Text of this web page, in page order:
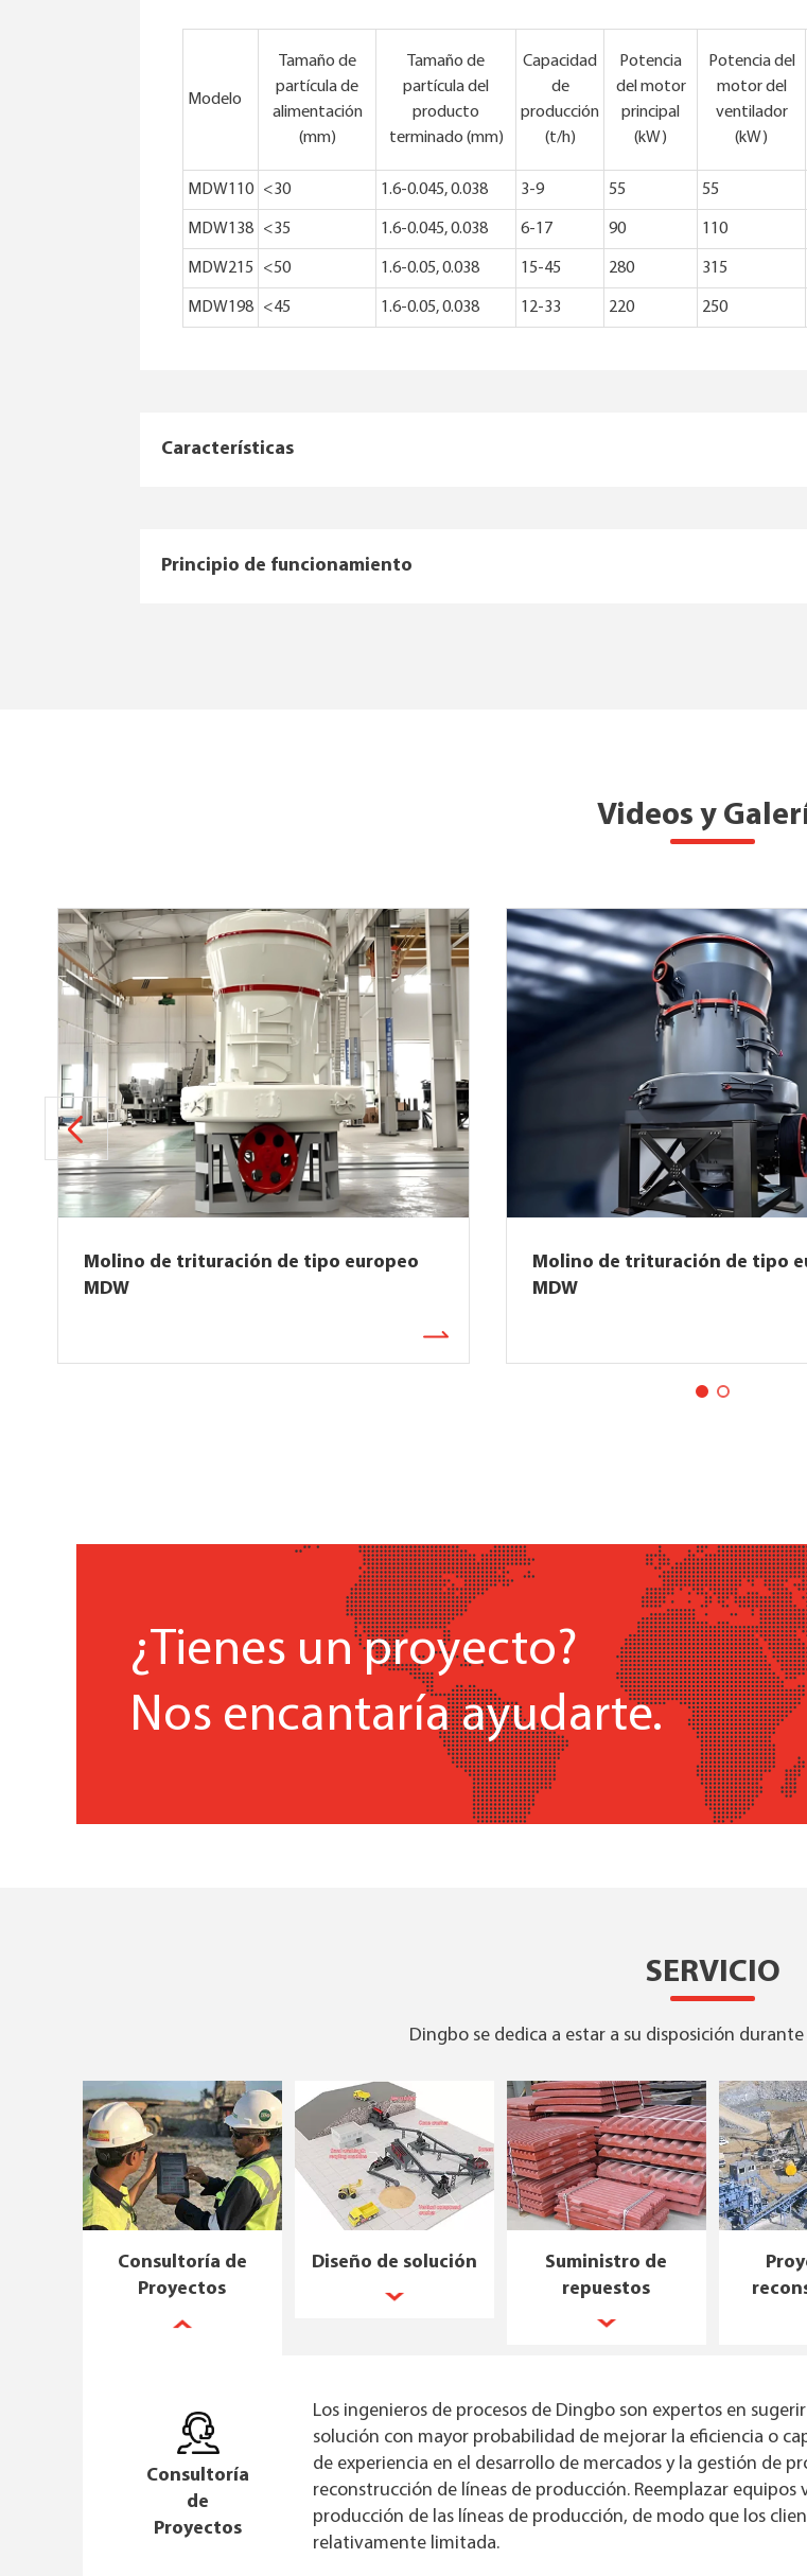
Modelo
Tamaño de
partícula de
alimentación
(mm)
Tamaño de
partícula del
producto
terminado (mm)
Capacidad
de
producción
(t/h)
Potencia
del motor
principal
(kW)
Potencia del
motor del
ventilador
(kW)
MDW110 <30 1.6-0.045, 0.038 3-9 55 55
MDW138 <35 1.6-0.045, 0.038 6-17 90 110
MDW215 <50 1.6-0.05, 0.038 15-45 280 315
MDW198 <45 1.6-0.05, 0.038 12-33 220 250
Características
Principio de funcionamiento
Videos y
Molino de trituración de tipo europeo
MDW
Molino de trituración de tipo
MDW
¿Tienes un proyecto?
Nos encantaría ayudarte.
SERVICIO
Dingbo se dedica a estar a su disposición
Consultoría de
Proyectos
Consultoría
de
Proyectos
Los ingenieros de procesos de Dingbo son expertos en
solución con mayor probabilidad de mejorar la eficiencia o
de experiencia en el desarrollo de mercados y la gestión de
reconstrucción de líneas de producción. Reemplazar
producción de las líneas de producción, de modo que los
relativamente limitada.
Diseño de solución
Suministro de
repuestos